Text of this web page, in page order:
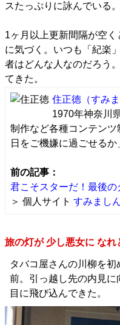
スたっぷりに詠んでいる。
1ヶ月以上更新間隔が空
に気づく。いつも「紀楽
者はどんな人なのだろう
てきた。
住正徳 （すみ
1970年神奈川
制作など各種コンテン
日をご機嫌に過ごせるか
前の記事：
君こそスターだ！最後
＞ 個人サイト すみまし
旅の灯が 少し悪女に なれ
タバコ屋さんの川柳を
前。引っ越し先の内見
目に飛び込んできた。